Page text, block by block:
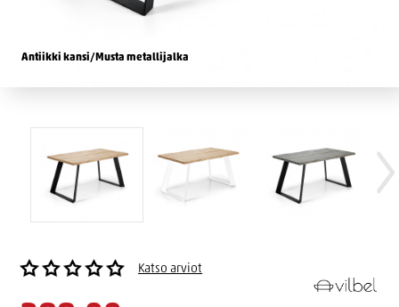
Antiikki kansi/Musta metallijalka
Katso arviot